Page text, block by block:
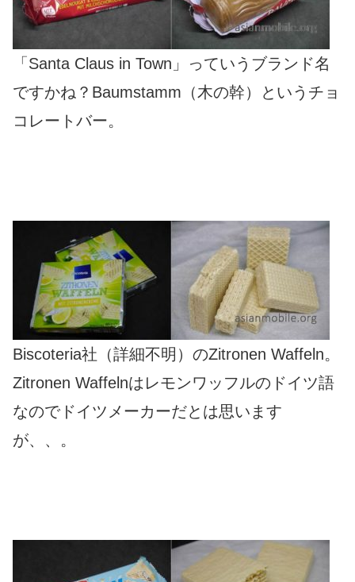
「Santa Claus in Town」っていうブランド名
ですかね？Baumstamm（木の幹）というチョ
コレートバー。
Biscoteria社（詳細不明）のZitronen Waffeln。
Zitronen Waffelnはレモンワッフルのドイツ語
なのでドイツメーカーだとは思います
が、、。